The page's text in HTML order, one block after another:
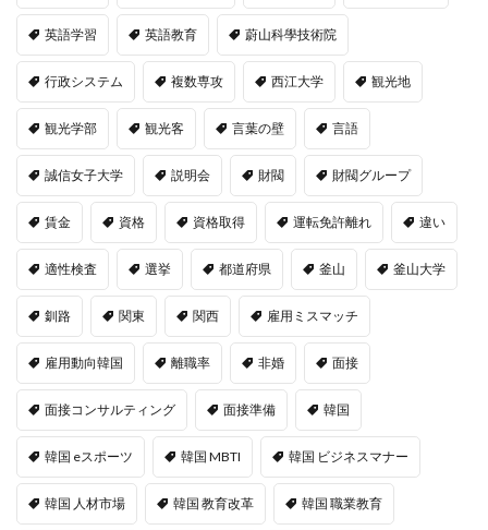
英語学習 英語教育 蔚山科學技術院
行政システム 複数専攻 西江大学 観光地
観光学部 観光客 言葉の壁 言語
誠信女子大学 説明会 財閥 財閥グループ
賃金 資格 資格取得 運転免許離れ 違い
適性検査 選挙 都道府県 釜山 釜山大学
釧路 関東 関西 雇用ミスマッチ
雇用動向韓国 離職率 非婚 面接
面接コンサルティング 面接準備 韓国
韓国 eスポーツ 韓国 MBTI 韓国 ビジネスマナー
韓国 人材市場 韓国 教育改革 韓国 職業教育